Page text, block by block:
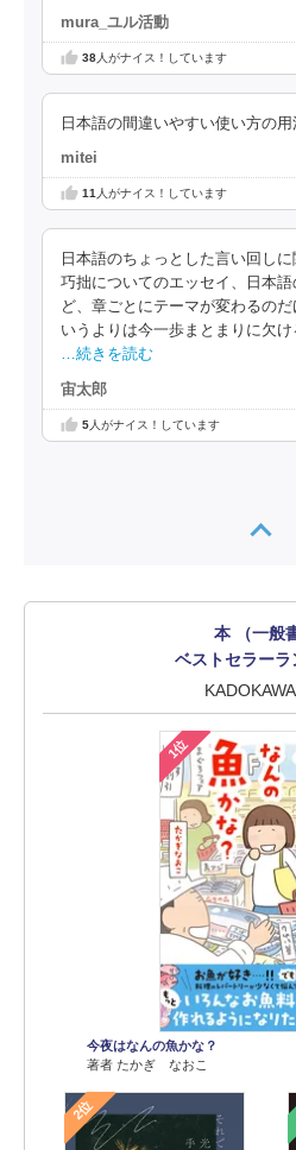
mura_ユル活動
38人がナイス！しています
日本語の間違いやすい使い方の用
mitei
11 人がナイス！しています
日本語のちょっとした言い回し
巧拙についてのエッセイ、日本
ど、章ごとにテーマが変わるの
いうよりは今一歩まとまりに欠け
…続きを読む
宙太郎
5人がナイス！しています
本 （一般
ベストセラーラ
1位
今夜はなんの魚かな？
著者 たかぎ なおこ
2位